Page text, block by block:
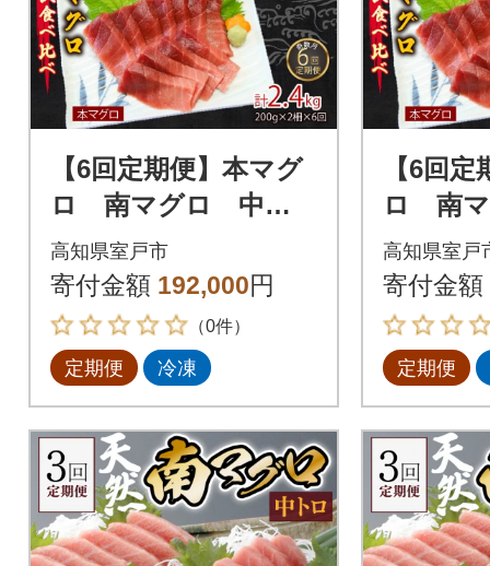
【6回定期便】本マグ
ロ 南マグロ 中ト
ロ 各1柵 奇数月に
お届け
高知県室戸市
寄付金額 192,000円
（0件）
定期便 冷凍
【6回
ロ 南
ロ 各1
お届け
高知県室戸
寄付金額
定期便